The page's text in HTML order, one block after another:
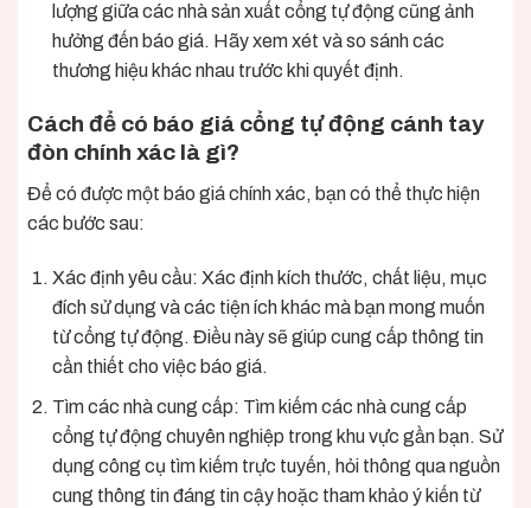
lượng giữa các nhà sản xuất cổng tự động cũng ảnh
hưởng đến báo giá. Hãy xem xét và so sánh các
thương hiệu khác nhau trước khi quyết định.
Cách để có báo giá cổng tự động cánh tay
đòn chính xác là gì?
Để có được một báo giáchính xác, bạn có thể thực hiện
các bước sau:
Xác định yêu cầu: Xác định kích thước, chất liệu, mục
đích sử dụng và các tiện ích khác mà bạn mong muốn
từ cổng tự động. Điều này sẽ giúp cung cấp thông tin
cần thiết cho việc báo giá.
Tìm các nhà cung cấp: Tìm kiếm các nhà cung cấp
cổng tự động chuyên nghiệp trong khu vực gần bạn. Sử
dụng công cụ tìm kiếm trực tuyến, hỏi thông qua nguồn
cung thông tin đáng tin cậy hoặc tham khảo ý kiến từ